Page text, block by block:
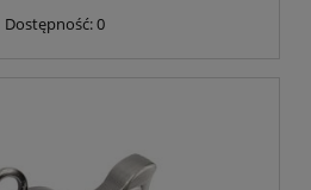
Dostępność:0